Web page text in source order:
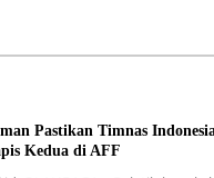
Pastikan Timnas
Kedua di AFF